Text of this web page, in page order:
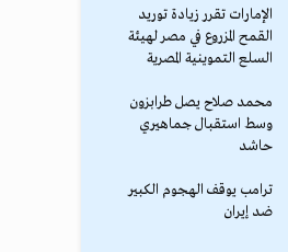
الإمارات تقرر زيادة توريد
القمح المزروع في مصر لهيئة
السلع التموينية المصرية
محمد صلاح يصل طرابزون
وسط استقبال جماهيري
حاشد
ترامب يوقف الهجوم الكبير
ضد إيران